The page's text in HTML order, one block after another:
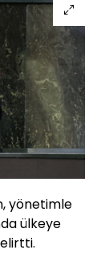
yönetimle
ülkeye